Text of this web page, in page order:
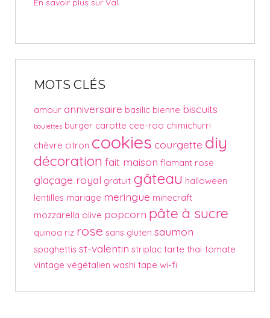
MOTS CLÉS
amour anniversaire basilic bienne biscuits
boulettes burger carotte cee-roo chimichurri
chèvre citron cookies courgette diy
décoration fait maison flamant rose
glaçage royal gratuit gâteau halloween
lentilles mariage meringue minecraft
mozzarella olive popcorn pâte à sucre
quinoa riz rose sans gluten saumon
spaghettis st-valentin striplac tarte thaï tomate
vintage végétalien washi tape wi-fi